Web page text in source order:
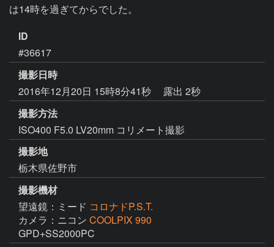
は14時を過ぎてからでした。
ID
#36617
撮影日時
2016年12月20日 15時8分41秒
露出 2秒
撮影方法
ISO400 F5.0 LV20mm コリメート撮影
撮影地
栃木県佐野市
撮影機材
望遠鏡：ミード コロナドP.S.T.
カメラ：ニコン COOLPIX 990
GPD+SS2000PC